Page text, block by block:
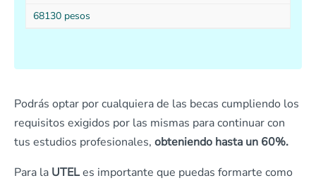
68130 pesos
Podrás optar por cualquiera de las becas cumpliendo los
requisitos exigidos por las mismas para continuar con
tus estudios profesionales, obteniendo hasta un 60%.
Para la UTELes importante que puedas formarte como